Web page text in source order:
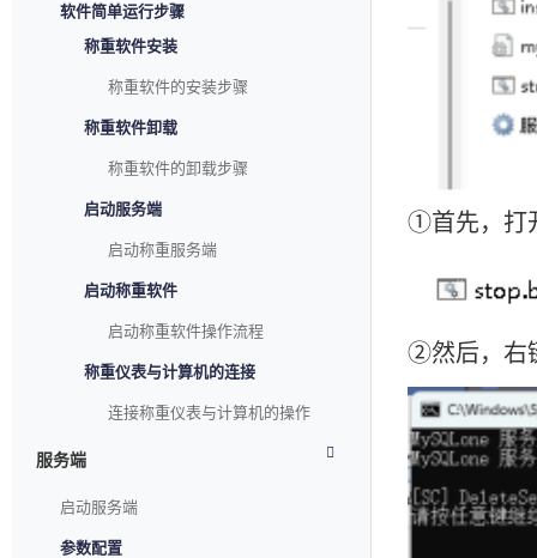
软件简单运行步骤
称重软件安装
称重软件的安装步骤
称重软件卸载
称重软件的卸载步骤
启动服务端
启动称重服务端
启动称重软件
启动称重软件操作流程
称重仪表与计算机的连接
连接称重仪表与计算机的操作
服务端
启动服务端
参数配置
①首先，打
②然后，右